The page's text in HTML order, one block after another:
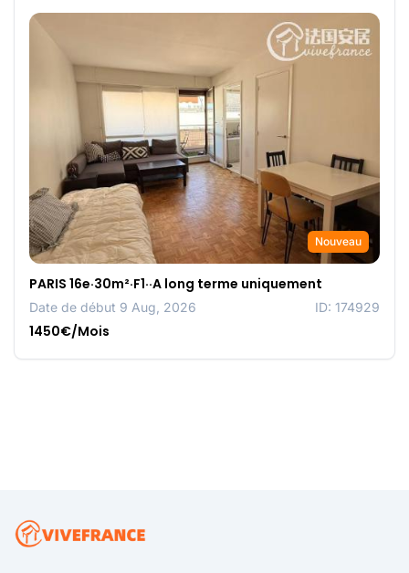
Nouveau
PARIS 16e·30m²·F1··A long terme uniquement
Date de début 9 Aug, 2026 ID: 174929
1450€/Mois